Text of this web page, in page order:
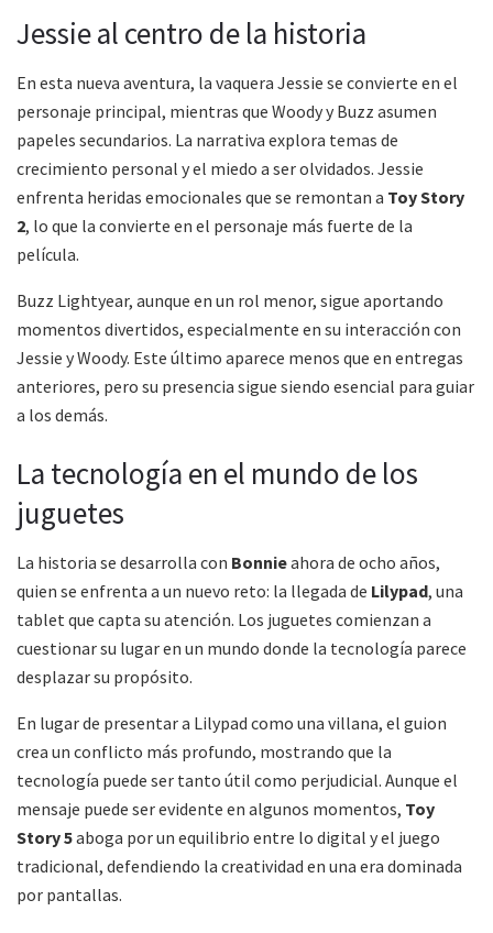
Jessie al centro de la historia
En esta nueva aventura, la vaquera Jessie se convierte en el
personaje principal, mientras que Woody y Buzz asumen
papeles secundarios. La narrativa explora temas de
crecimiento personal y el miedo a ser olvidados. Jessie
enfrenta heridas emocionales que se remontan a Toy Story
2, lo que la convierte en el personaje más fuerte de la
película.
Buzz Lightyear, aunque en un rol menor, sigue aportando
momentos divertidos, especialmente en su interacción con
Jessie y Woody. Este último aparece menos que en entregas
anteriores, pero su presencia sigue siendo esencial para guiar
a los demás.
La tecnología en el mundo de los
juguetes
La historia se desarrolla con Bonnieahora de ocho años,
quien se enfrenta a un nuevo reto: la llegada de Lilypad, una
tablet que capta su atención. Los juguetes comienzan a
cuestionar su lugar en un mundo donde la tecnología parece
desplazar su propósito.
En lugar de presentar a Lilypad como una villana, el guion
crea un conflicto más profundo, mostrando que la
tecnología puede ser tanto útil como perjudicial. Aunque el
mensaje puede ser evidente en algunos momentos, Toy
Story 5aboga por un equilibrio entre lo digital y el juego
tradicional, defendiendo la creatividad en una era dominada
por pantallas.